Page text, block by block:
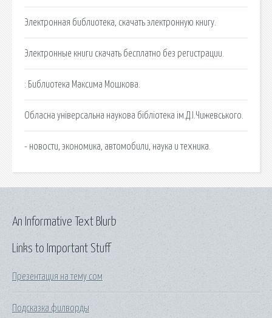
Электронная библиотека, скачать электронную книгу.
Электронные книги скачать бесплатно без регистрации.
: Библиотека Максима Мошкова.
Обласна унiверсальна наукова бiблiотека iм.Д.I.Чижевського.
- новости, экономика, автомобили, наука и техника.
Links to Important Stuff
Презентация на тему сом
Подсказка филворды
An Informative Text Blurb